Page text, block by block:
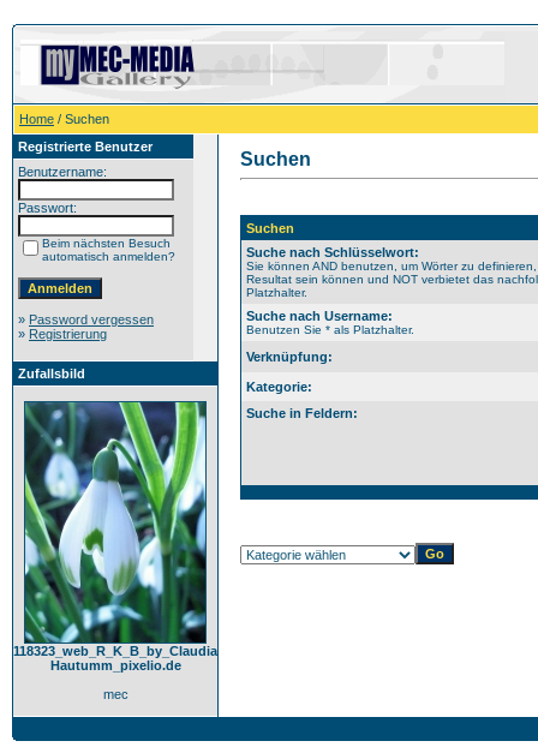
Home / Suchen
Registrierte Benutzer
Benutzername:
Passwort:
Beim nächsten Besuch
automatisch anmelden?
» Password vergessen
» Registrierung
Zufallsbild
118323_web_R_K_B_by_Claudia
Hautumm_pixelio.de
mec
Suchen
Suchen
Suche nach Schlüsselwort:
Sie können AND benutzen, um Wörter zu
Resultat sein können und NOT verbietet das
Platzhalter.
Suche nach Username:
Benutzen Sie * als Platzhalter.
Verknüpfung:
Kategorie:
Suche in Feldern: